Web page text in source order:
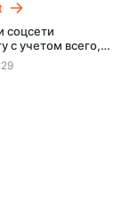
соцсети
с учетом всего,